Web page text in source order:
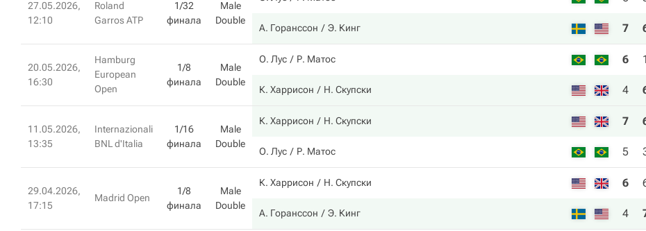
27.05.2026,
12:10
Roland
Garros ATP
1/32
финала
Male
Double
А. Горанссон Э. Кинг 7
20.05.2026,
16:30
Hamburg
European
Open
1/8
финала
Male
Double
О. Лус Р. Матос 6 1
К. Харрисон Н. Скупски 4
11.05.2026,
13:35
Internazionali
BNL d'Italia
1/16
финала
Male
Double
К. Харрисон Н. Скупски 7
О. Лус Р. Матос 5
29.04.2026,
17:15
Madrid Open
1/8
финала
Male
Double
К. Харрисон Н. Скупски 6
А. Горанссон Э. Кинг 4